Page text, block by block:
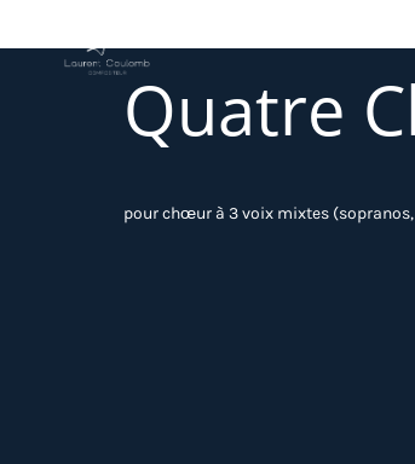
Quatre
pour chœur à 3 voix mixtes